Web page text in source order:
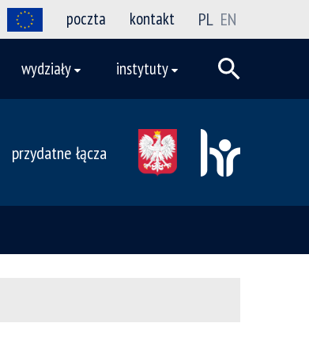
poczta kontakt PL EN
wydziały instytuty
przydatne łącza